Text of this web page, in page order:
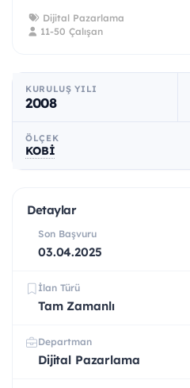
Dijital Pazarlama
11-50 Çalışan
KURULUŞ YILI
2008
ÖLÇEK
KOBİ
Detaylar
Son Başvuru
03.04.2025
İlan Türü
Tam Zamanlı
Departman
Dijital Pazarlama